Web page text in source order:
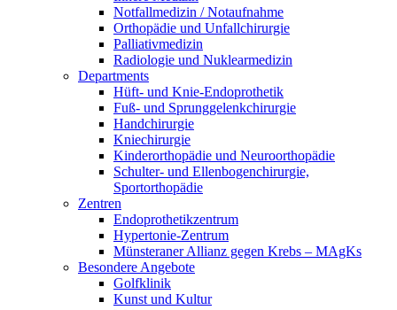
Notfallmedizin / Notaufnahme
Orthopädie und Unfallchirurgie
Palliativmedizin
Radiologie und Nuklearmedizin
Departments
Hüft- und Knie-Endoprothetik
Fuß- und Sprunggelenkchirurgie
Handchirurgie
Kniechirurgie
Kinderorthopädie und Neuroorthopädie
Schulter- und Ellenbogenchirurgie,
Sportorthopädie
Zentren
Endoprothetikzentrum
Hypertonie-Zentrum
Münsteraner Allianz gegen Krebs – MAgKs
Besondere Angebote
Golfklinik
Kunst und Kultur